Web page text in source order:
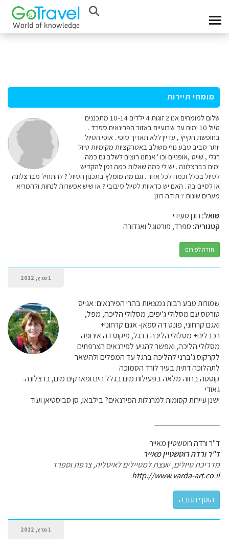
מומחי תיירות
שלום למומחים אנו 2 זוגות 4 ילדים 10-14 מתכננים
טיול 10 ימים עד שבועיים באזור הפרינאים ספרד .
בחופשת הקייץ , עדיין ללא תאריך סופי . אופי הטיול
יותר סביב טבע נוף משולב באטרקציות מקומיות טיול
רגלי , שייט ,אופניים וכו ' אנחנו רוצים לשלב גם כמה
ימים בברצלונה . יש לי כמה שאלות כמה זמן להקדיש
לטיול בכלל וכמה לכל אזור . וגם מה מומלץ בתכנון הטיול ? להתחיל מברצלונה
או לסיים בה . האם יש כדאיות לטיול סיבובי ? או שיש אפשרות לנחות ולהמריא
מערים שונות ? תודה רונן
שואל: רונן סעידי
קטגוריה: ספרד, פורטוגל ואנדורה
חזרה לפורום
1 מרץ, 2012
שמורות טבע רבות נמצאות בהרי הפירנאים: אגייס
טורטס עם מסלולי ג'יפים, מסלולי הליכה, מפל,
ואגם קרחוני, פונט דה ספאן- אגם קרחוני+
רכבלים+ מסלולי הליכה ברגל, פיקוס דה אירופה-
מסלולי הליכה, ואפשר להגיע לפירנאים הצרפתים
לקרקוס ג'ברני להליכה ברגל עד המפלים ולהשאר
לתהלוכה דתית בעיר לורד הסמוכה
קוסטה ברווה מלאה בפעילות מים בגלל הים ופארקים מים, ברצלונה-
גאודי
ישנן עיירות קסומות למרגלות הפירנאים? בילבאו, סן סביסטיאן ועוד
ד"ר ורדה רוטשטיין מאייר
ד"ר ורדה רוטשטיין מאייר
מדריכת טיולים, יועצת למטיילים לאיטליה, צרפת וספרד
http://www.varda-art.co.il
1 מרץ, 2012